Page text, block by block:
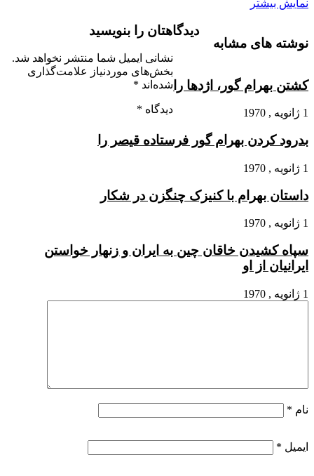
نمایش بیشتر
نوشته های مشابه
کشتن بهرام گور، اژدها را
1 ژانویه , 1970
بدرود کردن بهرام گور فرستاده قیصر را
1 ژانویه , 1970
داستان بهرام با کنیزک چنگ‏زن در شکار
1 ژانویه , 1970
سپاه کشیدن خاقان چین به ایران و زنهار خواستن
ایرانیان از او
1 ژانویه , 1970
دیدگاهتان را بنویسید
نشانی ایمیل شما منتشر نخواهد شد.
بخش‌های موردنیاز علامت‌گذاری
شده‌اند *
دیدگاه *
نام *
ایمیل *